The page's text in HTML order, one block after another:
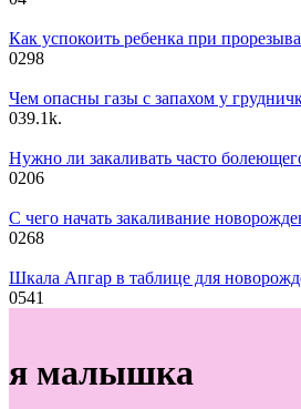
Как успокоить ребенка при
0298
Чем опасны газы с запахом у
039.1k.
Нужно ли закаливать часто
0206
С чего начать закаливание
0268
Шкала Апгар в таблице для
0541
я малышка